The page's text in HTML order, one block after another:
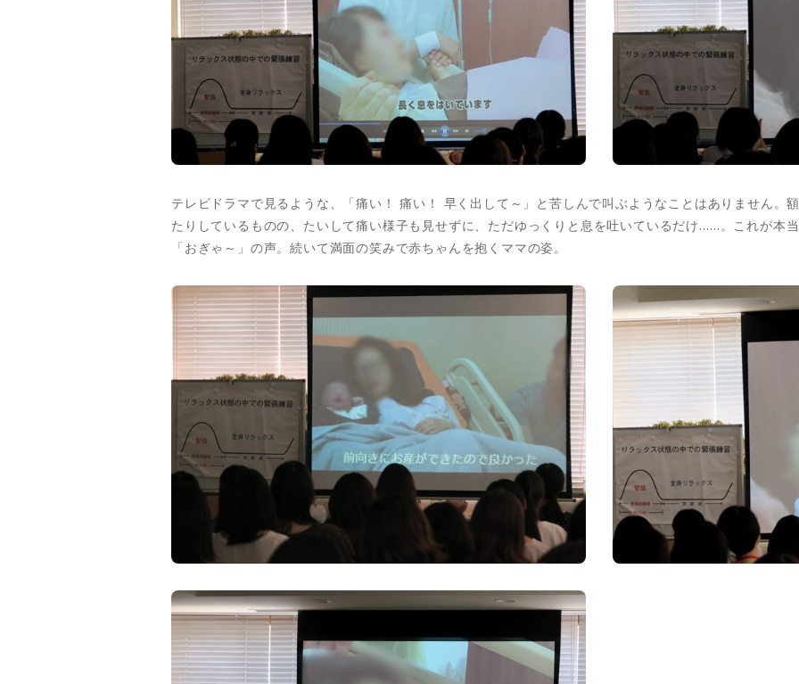
テレビドラマで見るような、「痛い！ 痛い！ 早く出して～」と苦しんで叫ぶようなことはありません。
たりしているものの、たいして痛い様子も見せずに、ただゆっくりと息を吐いているだけ……。これが本
「おぎゃ～」の声。続いて満面の笑みで赤ちゃんを抱くママの姿。